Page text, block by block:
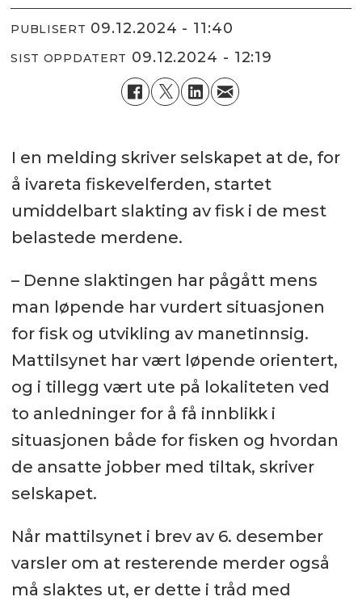
PUBLISERT 09.12.2024 - 11:40
SIST OPPDATERT 09.12.2024 - 12:19
I en melding skriver selskapet at de, for
å ivareta fiskevelferden, startet
umiddelbart slakting av fisk i de mest
belastede merdene.
– Denne slaktingen har pågått mens
man løpende har vurdert situasjonen
for fisk og utvikling av manetinnsig.
Mattilsynet har vært løpende orientert,
og i tillegg vært ute på lokaliteten ved
to anledninger for å få innblikk i
situasjonen både for fisken og hvordan
de ansatte jobber med tiltak, skriver
selskapet.
Når mattilsynet i brev av 6. desember
varsler om at resterende merder også
må slaktes ut, er dette i tråd med